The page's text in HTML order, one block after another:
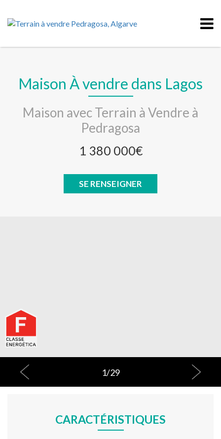
Maison À vendre dans Lagos
Maison avec Terrain à Vendre à
Pedragosa
1 380 000€
SE RENSEIGNER
1/29
CARACTÉRISTIQUES